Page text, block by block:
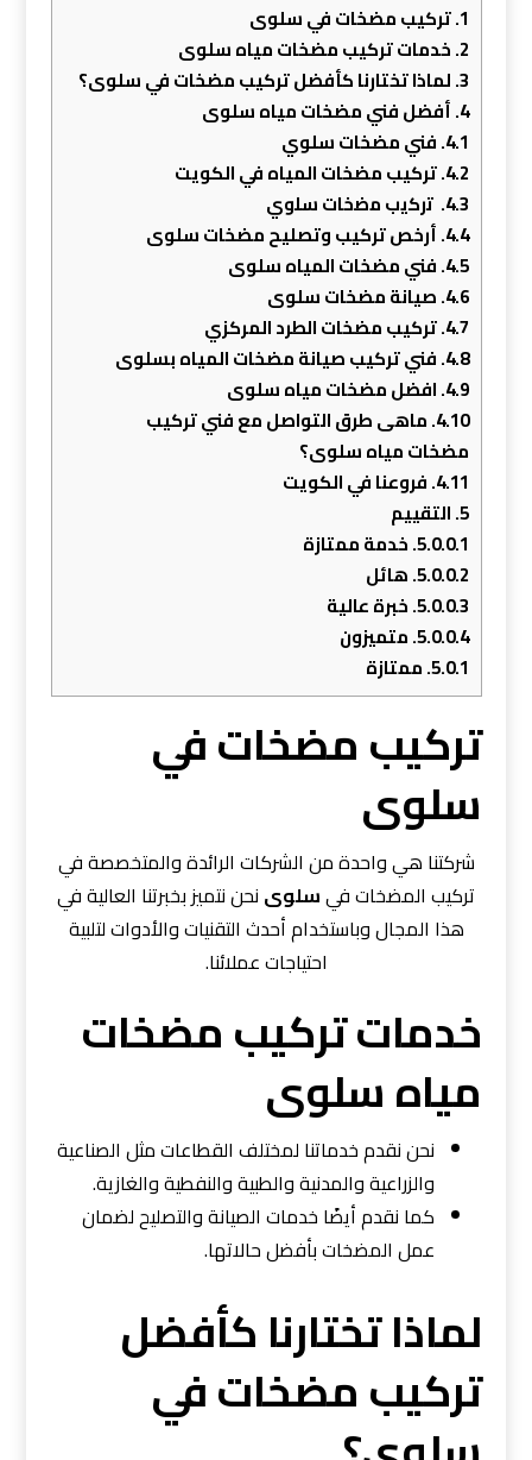
1. تركيب مضخات في سلوى
2. خدمات تركيب مضخات مياه سلوى
3. لماذا تختارنا كأفضل تركيب مضخات في سلوى؟
4. أفضل فني مضخات مياه سلوى
4.1. فني مضخات سلوي
4.2. تركيب مضخات المياه في الكويت
4.3. ﺗرﻛﻳب ﻣﺿﺧﺎت ﺳﻠوي
4.4. أرخص تركيب وتصليح مضخات سلوى
4.5. فني مضخات المياه سلوى
4.6. صيانة مضخات سلوى
4.7. تركيب مضخات الطرد المركزي
4.8. فني تركيب صيانة مضخات المياه بسلوى
4.9. افضل مضخات مياه سلوى
4.10. ماهى طرق التواصل مع فني تركيب
مضخات مياه سلوى؟
4.11. فروعنا في الكويت
5. التقييم
5.0.0.1. خدمة ممتازة
5.0.0.2. هائل
5.0.0.3. خبرة عالية
5.0.0.4. متميزون
5.0.1. ممتازة
تركيب مضخات في
سلوى
شركتنا هي واحدة من الشركات الرائدة والمتخصصة في
تركيب المضخات فيسلوى نحن نتميز بخبرتنا العالية في
هذا المجال وباستخدام أحدث التقنيات والأدوات لتلبية
احتياجات عملائنا.
خدمات تركيب مضخات
مياه سلوى
نحن نقدم خدماتنا لمختلف القطاعات مثل الصناعية
والزراعية والمدنية والطبية والنفطية والغازية.
كما نقدم أيضًا خدمات الصيانة والتصليح لضمان
عمل المضخات بأفضل حالاتها.
لماذا تختارنا كأفضل
تركيب مضخات في